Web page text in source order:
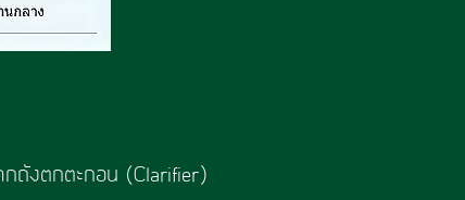
กถังตกตะกอน (Clarifier)